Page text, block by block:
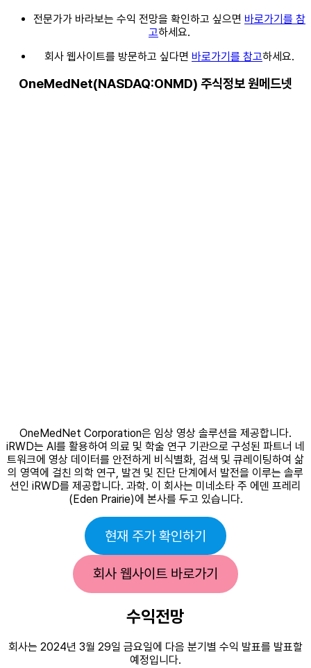
전문가가 바라보는 수익 전망을 확인하고 싶으면 바로가기를 참
고하세요.
회사 웹사이트를 방문하고 싶다면 바로가기를 참고하세요.
OneMedNet(NASDAQ:ONMD) 주식정보 원메드넷
OneMedNet Corporation은 임상 영상 솔루션을 제공합니다.
iRWD는 AI를 활용하여 의료 및 학술 연구 기관으로 구성된 파트너 네
트워크에 영상 데이터를 안전하게 비식별화, 검색 및 큐레이팅하여 삶
의 영역에 걸친 의학 연구, 발견 및 진단 단계에서 발전을 이루는 솔루
션인 iRWD를 제공합니다. 과학. 이 회사는 미네소타 주 에덴 프레리
(Eden Prairie)에 본사를 두고 있습니다.
현재 주가 확인하기
회사 웹사이트 바로가기
수익전망
회사는 2024년 3월 29일 금요일에 다음 분기별 수익 발표를 발표할
예정입니다.